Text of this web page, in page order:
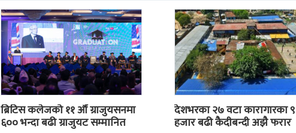
ब्रिटिस कलेजको ११ औँ ग्राजुयसनमा
६०० भन्दा बढी ग्राजुयट सम्मानित
देशभरका २७ वटा कारागारका ९
हजार बढी कैदीबन्दी अझै फरार